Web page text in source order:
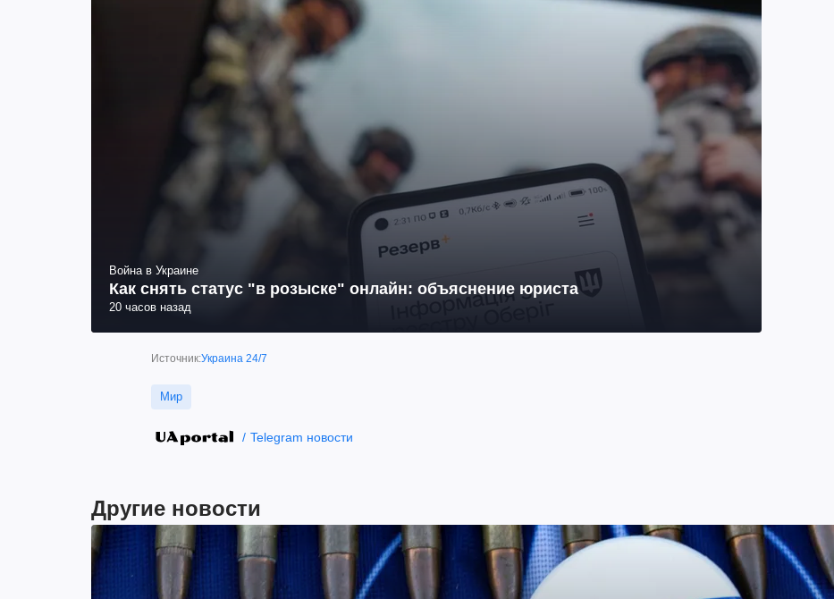
Война в Украине
Как снять статус "в розыске" онлайн: объяснение юриста
20 часов назад
Источник:Украина 24/7
Мир
Telegram новости
Другие новости